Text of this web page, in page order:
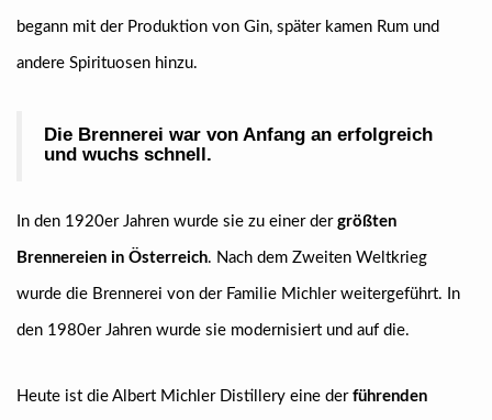
begann mit der Produktion von Gin, später kamen Rum und
andere Spirituosen hinzu.
Die Brennerei war von Anfang an erfolgreich
und wuchs schnell.
In den 1920er Jahren wurde sie zu einer der größten
Brennereien in Österreich. Nach dem Zweiten Weltkrieg
wurde die Brennerei von der Familie Michler weitergeführt. In
den 1980er Jahren wurde sie modernisiert und auf die.
Heute ist die Albert Michler Distillery eine der führenden